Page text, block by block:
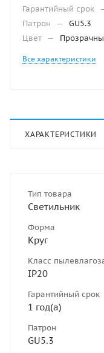
Гарантийный срок
Патрон
—
GU5.3
Цвет —
Все характеристики
ХАРАКТЕРИСТИКИ
Тип товара
Светильник
Форма
Круг
Класс
IP20
Гарантийный срок
1 год(а)
Патрон
GU5.3